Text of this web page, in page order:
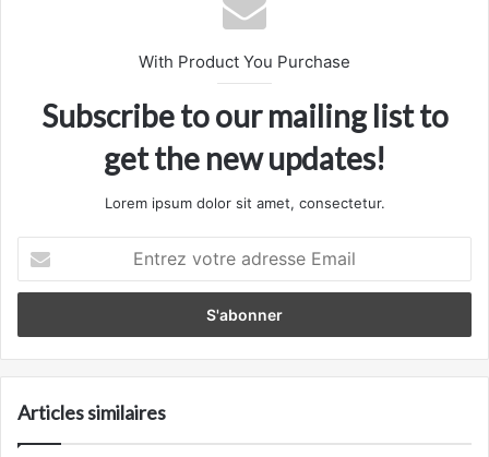
With Product You Purchase
Subscribe to our mailing list to
get the new updates!
Lorem ipsum dolor sit amet, consectetur.
votre
adresse
Articles similaires